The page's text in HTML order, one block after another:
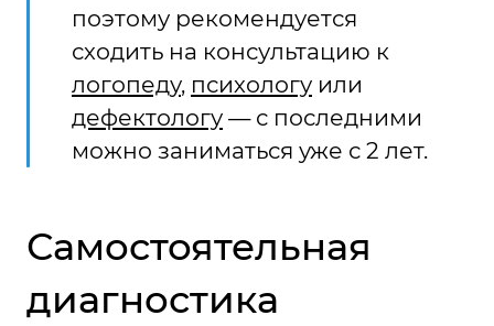
поэтому рекомендуется
сходить на консультацию к
логопеду, психологу или
дефектологу — с последними
можно заниматься уже с 2 лет.
Самостоятельная
диагностика